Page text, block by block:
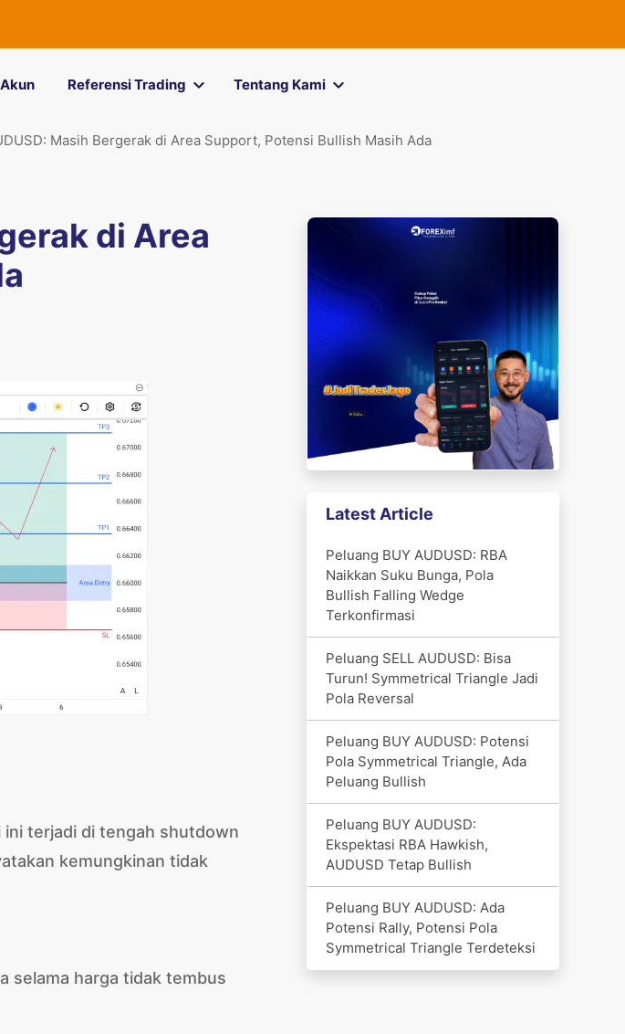
Referensi Trading Tentang Kami
Masih Bergerak di Area Support, Potensi Bullish Masih Ada
di Area
terjadi di tengah shutdown
kemungkinan tidak
selama harga tidak tembus
Latest Article
Peluang BUY AUDUSD: RBA
Naikkan Suku Bunga, Pola
Bullish Falling Wedge
Terkonfirmasi
Peluang SELL AUDUSD: Bisa
Turun! Symmetrical Triangle Jadi
Pola Reversal
Peluang BUY AUDUSD: Potensi
Pola Symmetrical Triangle, Ada
Peluang Bullish
Peluang BUY AUDUSD:
Ekspektasi RBA Hawkish,
AUDUSD Tetap Bullish
Peluang BUY AUDUSD: Ada
Potensi Rally, Potensi Pola
Symmetrical Triangle Terdeteksi